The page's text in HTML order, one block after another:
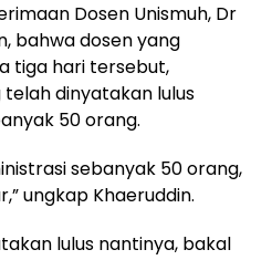
Dosen Unismuh, Dr
bahwa dosen yang
tiga hari tersebut,
dinyatakan lulus
50 orang.
sebanyak 50 orang,
ungkap Khaeruddin.
lulus nantinya, bakal